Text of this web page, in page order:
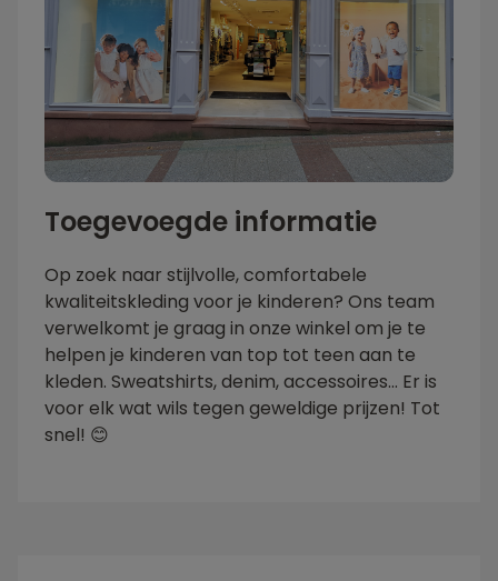
Toegevoegde informatie
Op zoek naar stijlvolle, comfortabele
kwaliteitskleding voor je kinderen? Ons team
verwelkomt je graag in onze winkel om je te
helpen je kinderen van top tot teen aan te
kleden. Sweatshirts, denim, accessoires... Er is
voor elk wat wils tegen geweldige prijzen! Tot
snel! 😊